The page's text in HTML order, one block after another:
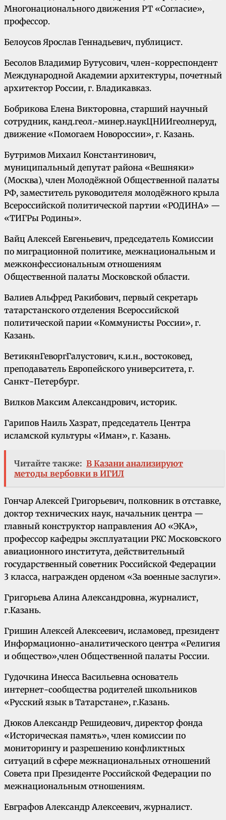
Многонационального движения РТ «Согласие»,
профессор.
Белоусов Ярослав Геннадьевич, публицист.
Бесолов Владимир Бутусович, член-корреспондент
Международной Академии архитектуры, почетный
архитектор России, г. Владикавказ.
Бобрикова Елена Викторовна, старший научный
сотрудник, канд.геол.-минер.наукЦНИИгеолнеруд,
движение «Помогаем Новороссии», г. Казань.
Бутримов Михаил Константинович,
муниципальный депутат района «Вешняки»
(Москва), член Молодёжной Общественной палаты
РФ, заместитель руководителя молодёжного крыла
Всероссийской политической партии «РОДИНА» —
«ТИГРы Родины».
Вайц Алексей Евгеньевич, председатель Комиссии
по миграционной политике, межнациональным и
межконфессиональным отношениям
Общественной палаты Московской области.
Валиев Альфред Ракибович, первый секретарь
татарстанского отделения Всероссийской
политической парии «Коммунисты России», г.
Казань.
ВетикянГеворгГалустович, к.и.н., востоковед,
преподаватель Европейского университета, г.
Санкт-Петербург.
Вилков Максим Александрович, историк.
Гарипов Наиль Хазрат, председатель Центра
исламской культуры «Иман», г. Казань.
Читайте также: В Казани анализируют
методы вербовки в ИГИЛ
Гончар Алексей Григорьевич, полковник в отставке,
доктор технических наук, начальник центра —
главный конструктор направления АО «ЭКА»,
профессор кафедры эксплуатации РКС Московского
авиационного института, действительный
государственный советник Российской Федерации
3 класса, награжден орденом «За военные заслуги».
Григорьева Алина Александровна, журналист,
г.Казань.
Гришин Алексей Алексеевич, исламовед, президент
Информационно-аналитического центра «Религия
и общество»,член Общественной палаты России.
Гудочкина Инесса Васильевна основатель
интернет-сообщества родителей школьников
«Русский язык в Татарстане», г.Казань.
Дюков Александр Решидеович, директор фонда
«Историческая память», член комиссии по
мониторингу и разрешению конфликтных
ситуаций в сфере межнациональных отношений
Совета при Президенте Российской Федерации по
межнациональным отношениям.
Евграфов Александр Алексеевич, журналист.